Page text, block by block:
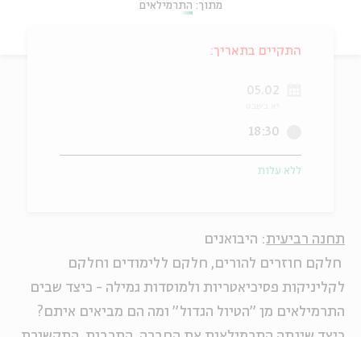
מתוך: התרמילאים
תחנה רביעית: היבואנים
חלקם חוזרים להורים, חלקם ללימודים וחלקם
לקליניקות פסיכיאטריות ולמוסדות גמילה - כיצד שבים
התרמילאים מן "הטיול הגדול" ומה הם מביאים איתם?
התקיים בתאריך:
05.02
18:30
ללא עלות